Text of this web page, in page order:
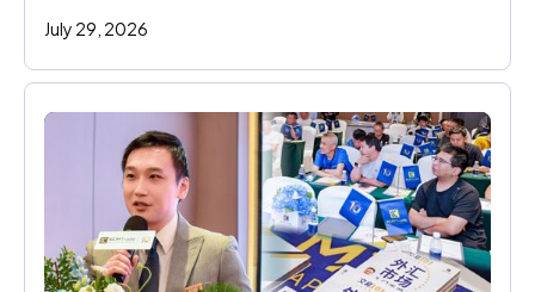
July 29, 2026